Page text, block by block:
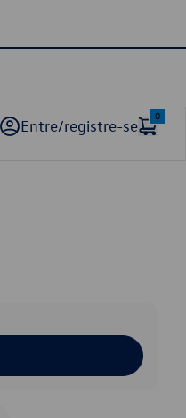
Entre/registre-se
0